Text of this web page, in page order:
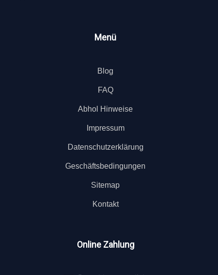
Menü
Blog
FAQ
Abhol Hinweise
Impressum
Datenschutzerklärung
Geschäftsbedingungen
Sitemap
Kontakt
Online Zahlung